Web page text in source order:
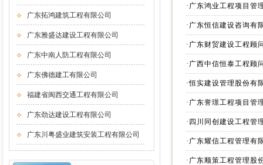
广东拓鸿建筑工程有限公司
广东雅盛达建设工程有限公司
广东中南人防工程有限公司
广东佛德建工有限公司
福建省闽西交通工程有限公司
广东劲达建设工程有限公司
广东川粤盛业建筑安装工程有限公司
· 广东鸿业工程项目管
· 广东恒信建设咨询有
· 广东财贸建设工程顾
· 广西中信恒泰工程顾
·恒实建设管理股份有
· 广东誉璟工程项目管
· 四川同创建设工程管
· 广东耀信工程管理有
· 广东顺策工程管理股